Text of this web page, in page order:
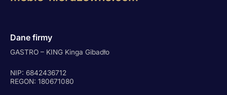
Dane firmy
GASTRO – KING Kinga Gibadło
NIP: 6842436712
REGON: 180671080